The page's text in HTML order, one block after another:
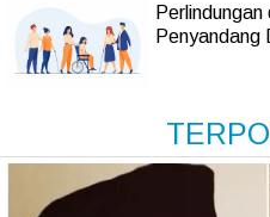
Penyandang